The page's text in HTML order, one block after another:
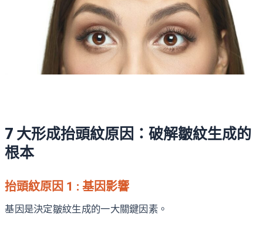
7 大形成抬頭紋原因：破解皺紋生成的
根本
抬頭紋原因 1 : 基因影響
基因是決定皺紋生成的一大關鍵因素。